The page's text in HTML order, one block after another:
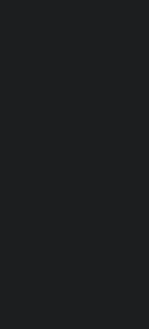
業で身につく足場工事の技術